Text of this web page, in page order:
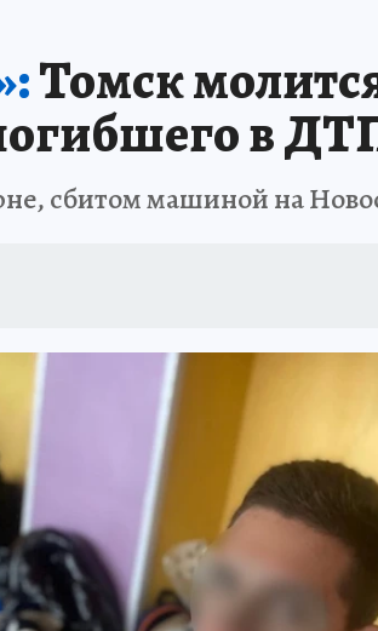
Томск
в
сбитом машиной на